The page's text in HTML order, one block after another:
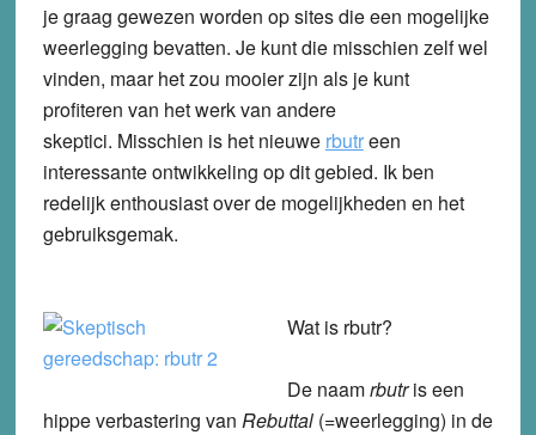
je graag gewezen worden op sites die een mogelijke
weerlegging bevatten. Je kunt die misschien zelf wel
vinden, maar het zou mooier zijn als je kunt
profiteren van het werk van andere
skeptici. Misschien is het nieuwe rbutreen
interessante ontwikkeling op dit gebied. Ik ben
redelijk enthousiast over de mogelijkheden en het
gebruiksgemak.
Wat is rbutr?
De naamrbutris een
hippe verbastering van Rebuttal(=weerlegging) in de